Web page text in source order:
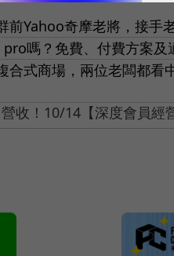
Yahoo奇摩老將，接手
嗎？免費、付費方案及
合式商場，兩位老闆都看
收！10/14【深度會員經